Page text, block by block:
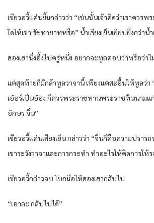
เซียวอวี้แค่นยิ้มกล่าวว่า “เช่นนั้นเจ้าคิดว่าเราควร
ใดให้เขา รัชทายาทหรือ” น้ำเสียงเย็นเยียบยิ่งกว่าน้
ฮองเฮานิ่งอึ้งไปครู่หนึ่ง อยากจะทูลตอบว่าหรือว่า
แต่สุดท้ายก็มิกล้าทูลวาจานี้ เพียงแต่สะอื้นไห้ทูลว่า
เอ๋อร์เป็นอ๋อง ก็ควรพระราชทานพระราชทินนามแ
อักษร จิ่น”
เซียวอวี้แค่นเสียงเย็น กล่าวว่า “จิ่นก็คือความปรารถ
เขาระวังวาจาและการกระทำ ทำอะไรให้คิดการใ
เซียวอวี้กล่าวจบ โบกมือให้ฮองเฮากลับไป
“เอาละ กลับไปได้”